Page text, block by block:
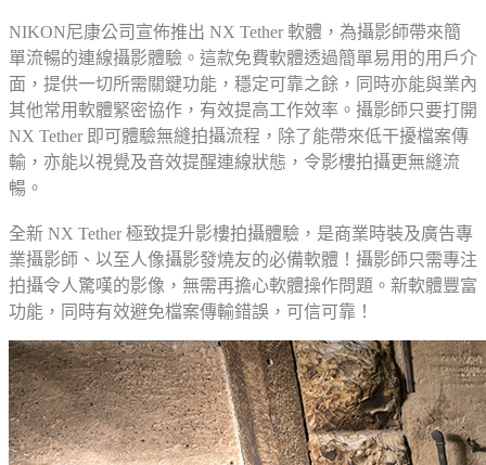
NIKON尼康公司宣佈推出 NX Tether 軟體，為攝影師帶來簡
單流暢的連線攝影體驗。這款免費軟體透過簡單易用的用戶介
面，提供一切所需關鍵功能，穩定可靠之餘，同時亦能與業內
其他常用軟體緊密協作，有效提高工作效率。攝影師只要打開
NX Tether 即可體驗無縫拍攝流程，除了能帶來低干擾檔案傳
輸，亦能以視覺及音效提醒連線狀態，令影樓拍攝更無縫流
暢。
全新 NX Tether 極致提升影樓拍攝體驗，是商業時裝及廣告專
業攝影師、以至人像攝影發燒友的必備軟體！攝影師只需專注
拍攝令人驚嘆的影像，無需再擔心軟體操作問題。新軟體豐富
功能，同時有效避免檔案傳輸錯誤，可信可靠！